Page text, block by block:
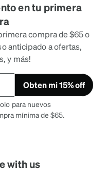
en tu primera
compra de $65 o
anticipado a ofertas,
y más!
Obten mi 15% off
para nuevos
mínima de $65.
with us